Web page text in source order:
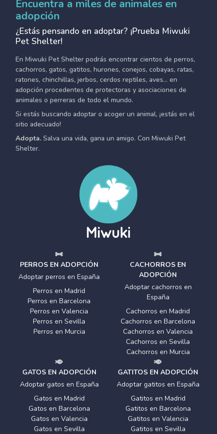
Encuentra a miles de animales en
adopción
¿Estás pensando en adoptar? ¡Prueba Miwuki
Pet Shelter!
En Miwuki Pet Shelter podrás encontrar cientos de perros,
cachorros, gatos, gatitos, hurones, conejos, cobayas, ratas,
ratones, chinchillas, jerbos, cerdos reptiles, aves... en
adopción procedentes de protectoras y asociaciones de
animales o perreras de todo el mundo.
Si estás buscando adoptar o acoger un animal, ¡estás en el
sitio adecuado!
Adopta. Salva una vida, gana un amigo. Con Miwuki Pet
Shelter.
PERROS EN ADOPCIÓN
Adoptar perros en España
Perros en Madrid
Perros en Barcelona
Perros en Valencia
Perros en Sevilla
Perros en Murcia
CACHORROS EN
ADOPCIÓN
Adoptar cachorros en
España
Cachorros en Madrid
Cachorros en Barcelona
Cachorros en Valencia
Cachorros en Sevilla
Cachorros en Murcia
GATOS EN ADOPCIÓN
Adoptar gatos en España
Gatos en Madrid
Gatos en Barcelona
Gatos en Valencia
Gatos en Sevilla
GATITOS EN ADOPCIÓN
Adoptar gatitos en España
Gatitos en Madrid
Gatitos en Barcelona
Gatitos en Valencia
Gatitos en Sevilla